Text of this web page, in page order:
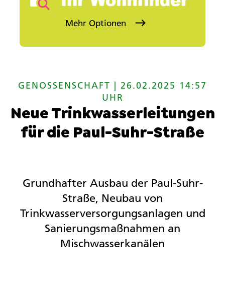
Mehr Optionen
SUCHEN
GENOSSENSCHAFT | 26.02.2025 14:57
UHR
Neue Trinkwasserleitungen
für die Paul-Suhr-Straße
Grundhafter Ausbau der Paul-Suhr-
Straße, Neubau von
Trinkwasserversorgungsanlagen und
Sanierungsmaßnahmen an
Mischwasserkanälen